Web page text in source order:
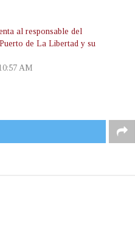
al responsable del
de La Libertad y su
AM